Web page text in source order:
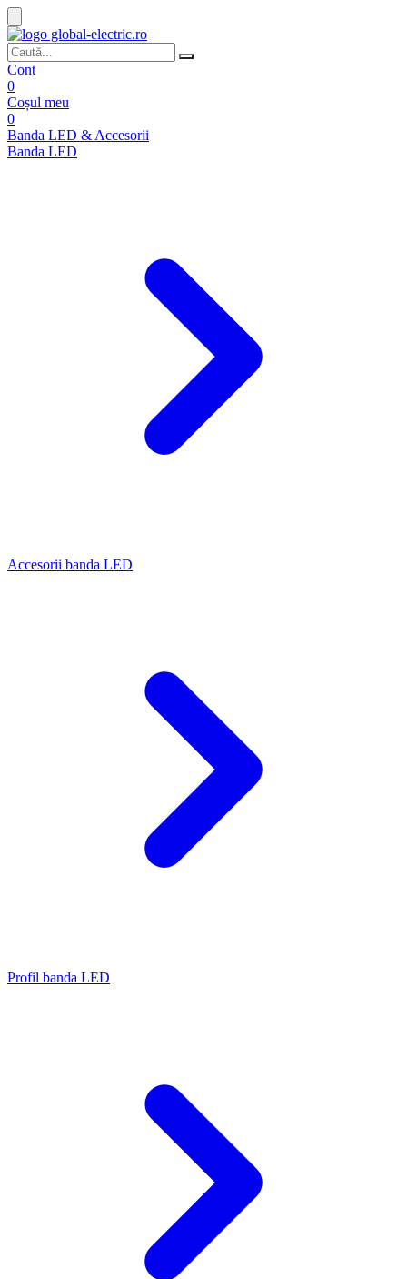
Cont
0
Coșul meu
0
Banda LED & Accesorii
Banda LED
Accesorii banda LED
Profil banda LED